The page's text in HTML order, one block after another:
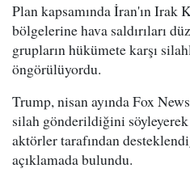
Plan kapsamında İran'ın Irak
bölgelerine hava saldırıları
grupların hükümete karşı
öngörülüyordu.
Trump, nisan ayında Fox
silah gönderildiğini söyleyerek
aktörler tarafından
açıklamada bulundu.